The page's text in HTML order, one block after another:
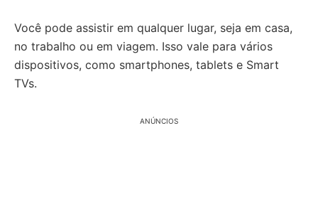
Você pode assistir em qualquer lugar, seja em casa,
no trabalho ou em viagem. Isso vale para vários
dispositivos, como smartphones, tablets e Smart
TVs.
ANÚNCIOS